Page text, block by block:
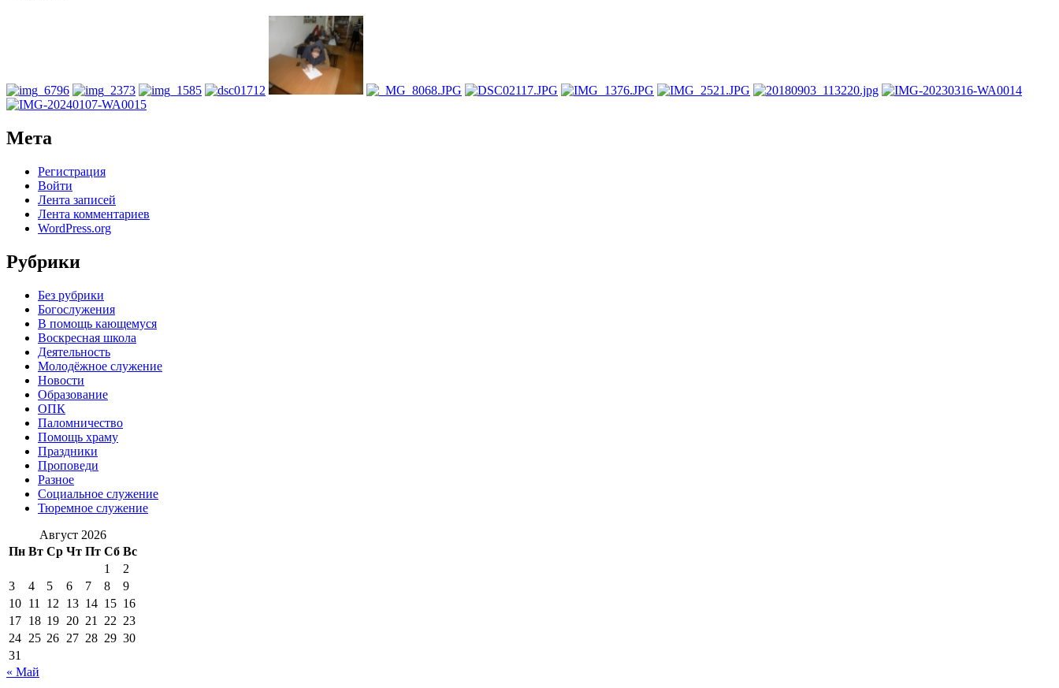
Мета
Регистрация
Войти
Лента записей
Лента комментариев
WordPress.org
Рубрики
Без рубрики
Богослужения
В помощь кающемуся
Воскресная школа
Деятельность
Молодёжное служение
Новости
Образование
ОПК
Паломничество
Помощь храму
Праздники
Проповеди
Разное
Социальное служение
Тюремное служение
Август 2026
Пн Вт Ср Чт Пт Сб Вс
1
2
3
4 5 6 7 8
9
10 11 12 13 14 15 16
17 18 19 20 21 22 23
24 25 26 27 28 29 30
31
« Май